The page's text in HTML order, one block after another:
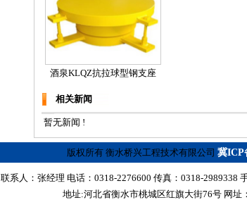
酒泉KLQZ抗拉球型钢支座
相关新闻
暂无新闻 !
版权所有 衡水桥兴工程技术有限公司 冀ICP
联系人：张经理 电话：0318-2276600 传真：0318-2989338
地址:河北省衡水市桃城区红旗大街76号 网址